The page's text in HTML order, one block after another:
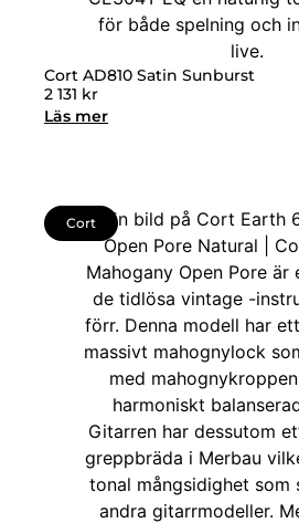
Cort AD810 Satin Sunburst
2 131 kr
Läs mer
Cort